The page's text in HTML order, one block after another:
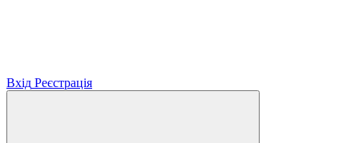
Вхід Реєстрація